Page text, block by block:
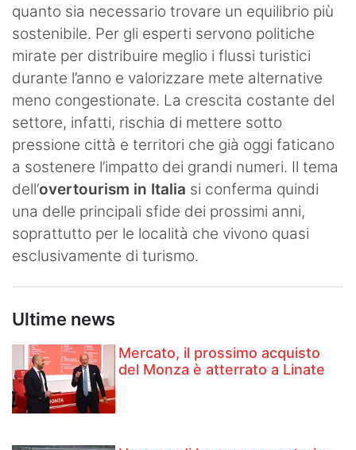
quanto sia necessario trovare un equilibrio più
sostenibile. Per gli esperti servono politiche
mirate per distribuire meglio i flussi turistici
durante l’anno e valorizzare mete alternative
meno congestionate. La crescita costante del
settore, infatti, rischia di mettere sotto
pressione città e territori che già oggi faticano
a sostenere l’impatto dei grandi numeri. Il tema
dell’overtourism in Italia si conferma quindi
una delle principali sfide dei prossimi anni,
soprattutto per le località che vivono quasi
esclusivamente di turismo.
Ultime news
Mercato, il prossimo acquisto
del Monza è atterrato a Linate